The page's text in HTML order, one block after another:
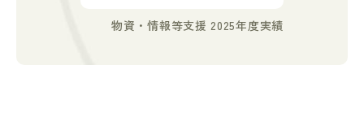
物資・情報等支援 2025年度実績